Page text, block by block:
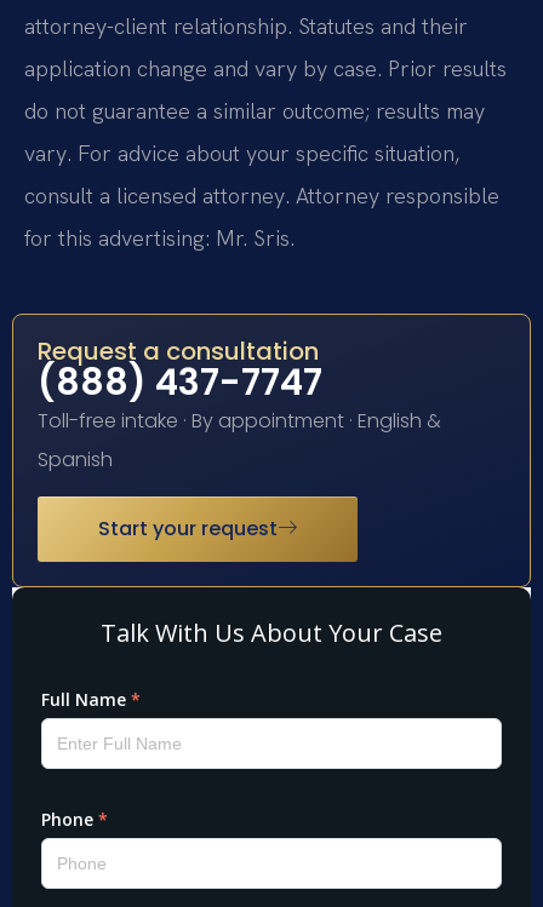
attorney-client relationship. Statutes and their
application change and vary by case. Prior results
do not guarantee a similar outcome; results may
vary. For advice about your specific situation,
consult a licensed attorney. Attorney responsible
for this advertising: Mr. Sris.
Request a consultation
(888) 437-7747
Toll-free intake · By appointment · English &
Spanish
Start your request